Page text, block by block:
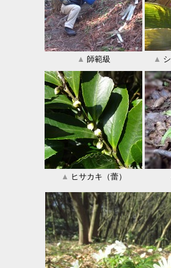
▲ 師範級 ▲
▲ ヒサカキ（蕾）